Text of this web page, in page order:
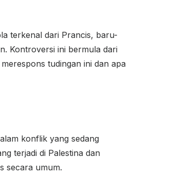
terkenal dari Prancis, baru-
Kontroversi ini bermula dari
tudingan ini dan apa
konflik yang sedang
terjadi di Palestina dan
secara umum.